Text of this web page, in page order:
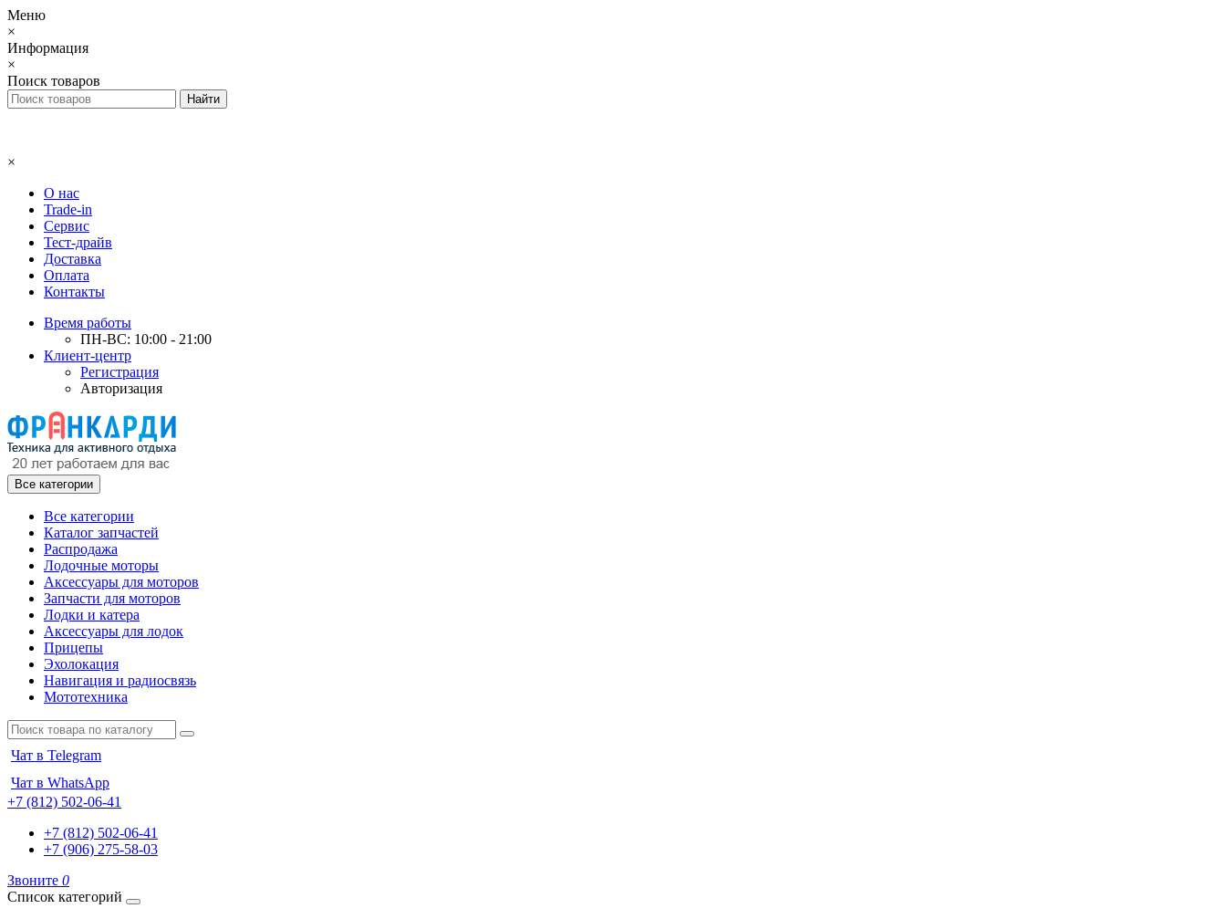
Меню
×
Информация
×
Поиск товаров
×
О нас
Trade-in
Сервис
Тест-драйв
Доставка
Оплата
Контакты
Время работы
ПН-ВС: 10:00 - 21:00
Клиент-центр
Регистрация
Авторизация
Все категории
Все категории
Каталог запчастей
Распродажа
Лодочные моторы
Аксессуары для моторов
Запчасти для моторов
Лодки и катера
Аксессуары для лодок
Прицепы
Эхолокация
Навигация и радиосвязь
Мототехника
Чат в Telegram
Чат в WhatsApp
+7 (812) 502-06-41
+7 (812) 502-06-41
+7 (906) 275-58-03
Звоните 0
Список категорий